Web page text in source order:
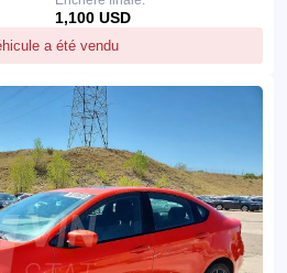
a été vendu
1,100 USD